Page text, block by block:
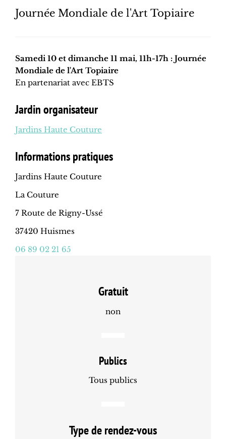
Journée Mondiale de l'Art Topiaire
Samedi 10 et dimanche 11 mai, 11h-17h : Journée
Mondiale de l'Art Topiaire
En partenariat avec EBTS
Jardin organisateur
Jardins Haute Couture
Informations pratiques
Jardins Haute Couture
La Couture
7 Route de Rigny-Ussé
37420 Huismes
06 89 02 21 65
Gratuit
non
Publics
Tous publics
Type de rendez-vous